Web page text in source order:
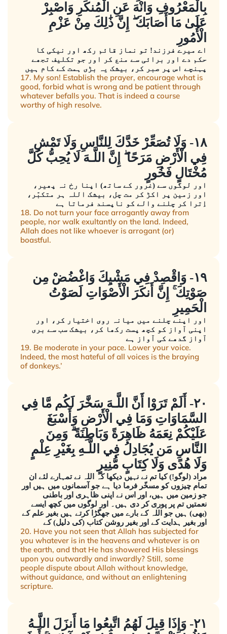
بِالْمَعْرُوفِ وَانْهَ عَنِ الْمُنكَرِ وَاصْبِرْ
عَلَىٰ مَا أَصَابَكَ ۖ إِنَّ ذَٰلِكَ مِنْ عَزْمِ
الْأُمُورِ
اے میرے فرزند! تو نماز قائم رکھ اور نیکی کا
حکم دے اور برائی سے منع کر اور جو تکلیف تجھے
پہنچے اس پر صبر کر، بیشک یہ بڑی ہمت کے کام ہیں
17. My son! Establish the prayer, encourage what is
good, forbid what is wrong and be patient through
whatever befalls you. That is indeed a course
worthy of high resolve.
١٨- وَلَا تُصَعِّرْ خَدَّكَ لِلنَّاسِ وَلَا تَمْشِ
فِي الْأَرْضِ مَرَحًا ۖ إِنَّ اللَّـهَ لَا يُحِبُّ كُلَّ
مُخْتَالٍ فَخُورٍ
اور لوگوں سے (غرور کے ساتھ) اپنا رخ نہ پھیر،
اور زمین پر اکڑ کر مت چل، بیشک اللہ ہر متکبّر،
اِترا کر چلنے والے کو ناپسند فرماتا ہے
18. Do not turn your face arrogantly away from
people, nor walk exultantly on the land. Indeed,
Allah does not like whoever is arrogant (or)
boastful.
١٩- وَاقْصِدْ فِي مَشْيِكَ وَاغْضُضْ مِن
صَوْتِكَ ۚ إِنَّ أَنكَرَ الْأَصْوَاتِ لَصَوْتُ
الْحَمِيرِ
اور اپنے چلنے میں میانہ روی اختیار کر، اور
اپنی آواز کو کچھ پست رکھا کر، بیشک سب سے بری
آواز گدھے کی آواز ہے
19. Be moderate in your pace. Lower your voice.
Indeed, the most hateful of all voices is the braying
of donkeys.’
٢٠- أَلَمْ تَرَوْا أَنَّ اللَّـهَ سَخَّرَ لَكُم مَّا فِي
السَّمَاوَاتِ وَمَا فِي الْأَرْضِ وَأَسْبَغَ
عَلَيْكُمْ نِعَمَهُ ظَاهِرَةً وَبَاطِنَةً ۗ وَمِنَ
النَّاسِ مَن يُجَادِلُ فِي اللَّـهِ بِغَيْرِ عِلْمٍ
وَلَا هُدًى وَلَا كِتَابٍ مُّنِيرٍ
مراد (لوگو!) کیا تم نے نہیں دیکھا کہ اللہ نے تمہارے لئے ان
تمام چیزوں کو مسخّر فرما دیا ہے جو آسمانوں میں ہیں اور
جو زمین میں ہیں، اور اس نے اپنی ظاہری اور باطنی
نعمتیں تم پر پوری کر دی ہیں۔ اور لوگوں میں کچھ ایسے
(بھی) ہیں جو اللہ کے بارے میں جھگڑا کرتے ہیں بغیر علم کے
اور بغیر ہدایت کے اور بغیر روشن کتاب (کی دلیل) کے
20. Have you not seen that Allah has subjected for
you whatever is in the heavens and whatever is on
the earth, and that He has showered His blessings
upon you outwardly and inwardly? Still, some
people dispute about Allah without knowledge,
without guidance, and without an enlightening
scripture.
٢١- وَإِذَا قِيلَ لَهُمُ اتَّبِعُوا مَا أَنزَلَ اللَّـهُ